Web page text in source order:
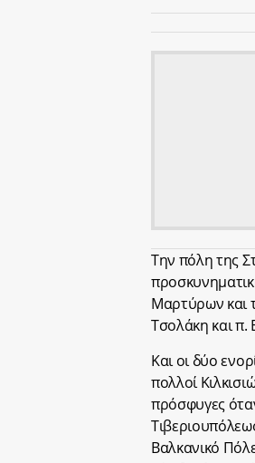
Την πόλη της
Μαρτύρων και
Τσολάκη και π.
Και οι δύο
πολλοί
πρόσφυγες
Βαλκανικό